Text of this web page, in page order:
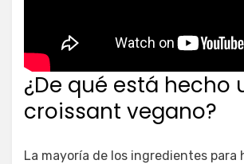
¿De qué está hecho
croissant vegano?
La mayoría de los ingredientes para